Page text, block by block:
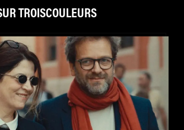
TROISCOULEURS